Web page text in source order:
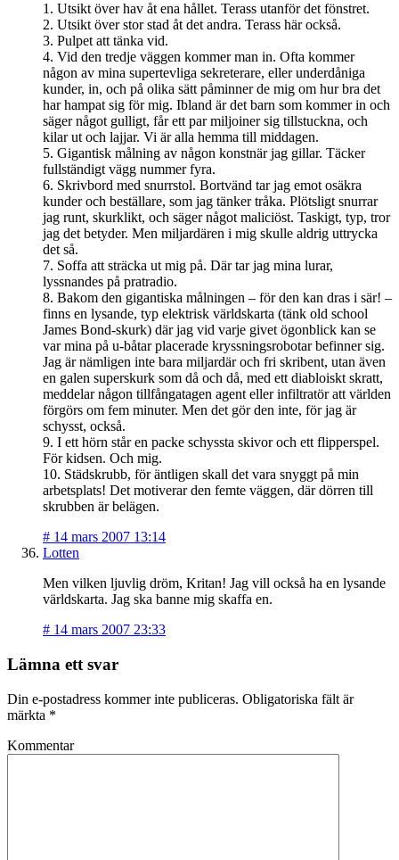
1. Utsikt över hav åt ena hållet. Terass utanför det fönstret.
2. Utsikt över stor stad åt det andra. Terass här också.
3. Pulpet att tänka vid.
4. Vid den tredje väggen kommer man in. Ofta kommer
någon av mina supertevliga sekreterare, eller underdåniga
kunder, in, och på olika sätt påminner de mig om hur bra det
har hampat sig för mig. Ibland är det barn som kommer in och
säger något gulligt, får ett par miljoiner sig tillstuckna, och
kilar ut och lajjar. Vi är alla hemma till middagen.
5. Gigantisk målning av någon konstnär jag gillar. Täcker
fullständigt vägg nummer fyra.
6. Skrivbord med snurrstol. Bortvänd tar jag emot osäkra
kunder och beställare, som jag tänker tråka. Plötsligt snurrar
jag runt, skurklikt, och säger något maliciöst. Taskigt, typ, tror
jag det betyder. Men miljardären i mig skulle aldrig uttrycka
det så.
7. Soffa att sträcka ut mig på. Där tar jag mina lurar,
lyssnandes på pratradio.
8. Bakom den gigantiska målningen – för den kan dras i sär! –
finns en lysande, typ elektrisk världskarta (tänk old school
James Bond-skurk) där jag vid varje givet ögonblick kan se
var mina på u-båtar placerade kryssningsrobotar befinner sig.
Jag är nämligen inte bara miljardär och fri skribent, utan även
en galen superskurk som då och då, med ett diabloiskt skratt,
meddelar någon tillfångatagen agent eller infiltratör att världen
förgörs om fem minuter. Men det gör den inte, för jag är
schysst, också.
9. I ett hörn står en packe schyssta skivor och ett flipperspel.
För kidsen. Och mig.
10. Städskrubb, för äntligen skall det vara snyggt på min
arbetsplats! Det motiverar den femte väggen, där dörren till
skrubben är belägen.
# 14 mars 2007 13:14
Lotten
Men vilken ljuvlig dröm, Kritan! Jag vill också ha en lysande
världskarta. Jag ska banne mig skaffa en.
# 14 mars 2007 23:33
Lämna ett svar
Din e-postadress kommer inte publiceras. Obligatoriska fält är
märkta *
Kommentar